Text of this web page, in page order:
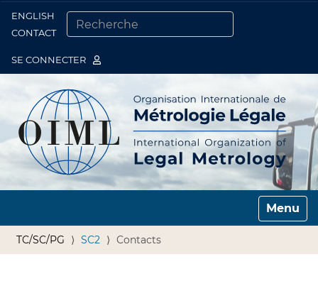
ENGLISH
CONTACT
SE CONNECTER
Toggle
TC/SC/PG SC2 Contacts